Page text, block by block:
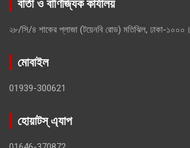
বার্তা ও বাণিজ্যিক কার্যালয়
২৮/সি/৪ শাকের প্লাজা (টয়েনবি রোড) মতিঝিল, ঢাকা-১০০০।
মোবাইল
01939-300621
হোয়াটস্ এ্যাপ